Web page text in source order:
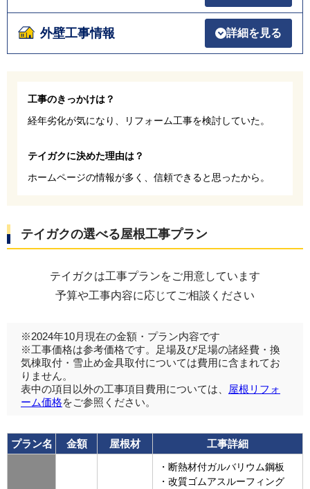
外壁工事情報 詳細を見る
工事のきっかけは？
経年劣化が気になり、リフォーム工事を検討していた。
テイガクに決めた理由は？
ホームページの情報が多く、信頼できると思ったから。
テイガクの選べる屋根工事プラン
テイガクは工事プランをご用意しています
予算や工事内容に応じてご相談ください
※2024年10月現在の金額・プラン内容です
※工事価格は参考価格です。足場及び足場の諸経費・換
気棟取付・雪止め金具取付については費用に含まれてお
りません。
表中の項目以外の工事項目費用については、
屋根リフォ
ーム価格をご参照ください。
プラン名 金額 屋根材 工事詳細
・断熱材付ガルバリウム鋼板
・改質ゴムアスルーフィング